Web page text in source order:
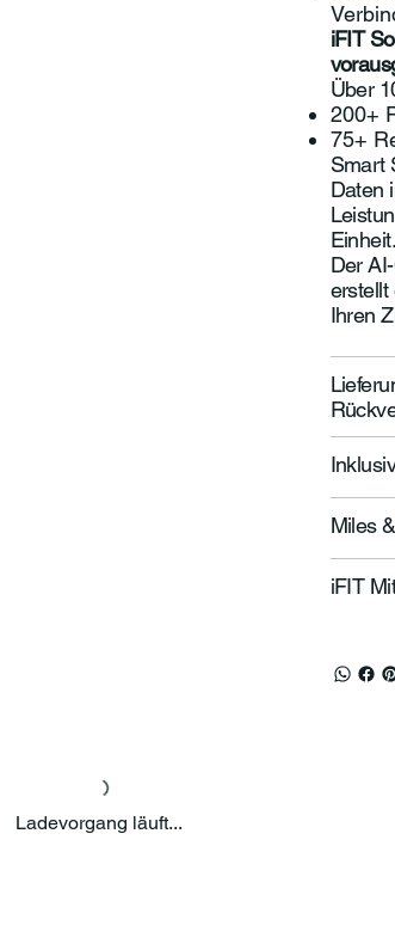
iFIT
Über
200+
75+
Smart
Daten
Einheit.
Der
erstellt
Ihren
Miles
iFIT
Ladevorgang läuft...